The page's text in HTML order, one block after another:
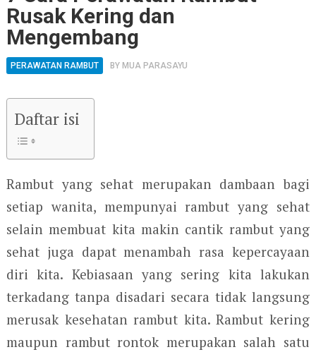
Rusak Kering dan
Mengembang
PERAWATAN RAMBUT BY MUA PARASAYU
Daftar isi
Rambut yang sehat merupakan dambaan bagi
setiap wanita, mempunyai rambut yang sehat
selain membuat kita makin cantik rambut yang
sehat juga dapat menambah rasa kepercayaan
diri kita. Kebiasaan yang sering kita lakukan
terkadang tanpa disadari secara tidak langsung
merusak kesehatan rambut kita. Rambut kering
maupun rambut rontok merupakan salah satu